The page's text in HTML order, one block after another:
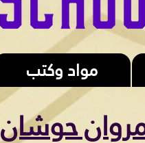
مواد وكتب
حوشان